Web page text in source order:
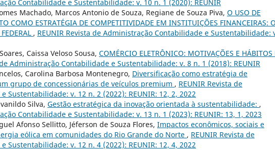
Contabilidade e Sustentabilidade: v. 10 n. 1 (2020): REUNIR
Machado, Marcos Antonio de Souza, Regiane de Souza Piva, O USO DE
COMO ESTRATÉGIA DE COMPETITIVIDADE EM INSTITUIÇÕES FINANCEIRAS: O
, REUNIR Revista de Administração Contabilidade e Sustentabilidade:
Caissa Veloso Sousa, COMÉRCIO ELETRÔNICO: MOTIVAÇÕES E HÁBITOS
Administração Contabilidade e Sustentabilidade: v. 8 n. 1 (2018): REUNIR
Carolina Barbosa Montenegro, Diversificação como estratégia de
grupo de concessionárias de veículos premium , REUNIR Revista de
Sustentabilidade: v. 12 n. 2 (2022): REUNIR: 12, 2, 2022
Silva, Gestão estratégica da inovação orientada à sustentabilidade: ,
Contabilidade e Sustentabilidade: v. 13 n. 1 (2023): REUNIR: 13, 1, 2023
Afonso Sellitto, Jéferson de Souza Flores, Impactos econômicos, sociais e
eólica em comunidades do Rio Grande do Norte , REUNIR Revista de
Sustentabilidade: v. 12 n. 4 (2022): REUNIR: 12, 4, 2022